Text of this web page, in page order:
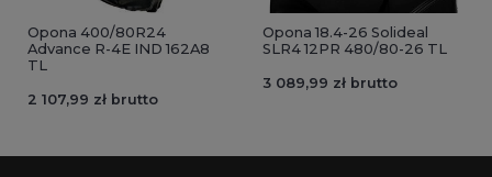
Opona 400/80R24
Advance R-4E IND 162A8
TL
2 107,99 zł brutto
Opona 18.4-26 Solideal
SLR4 12PR 480/80-26 TL
3 089,99 zł brutto